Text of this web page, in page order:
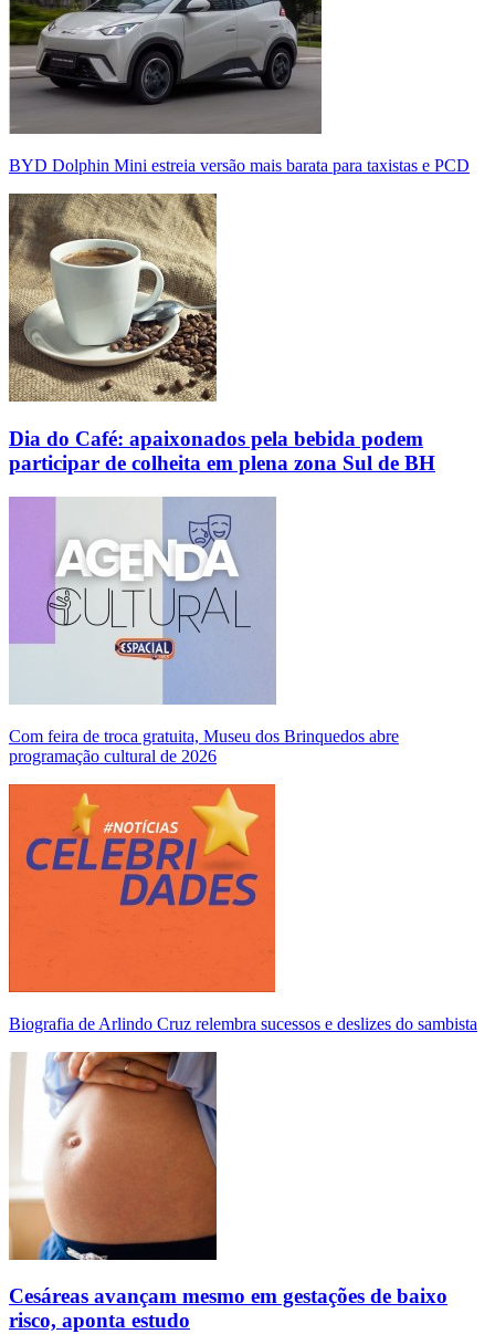
BYD Dolphin Mini estreia versão mais barata para taxistas e PCD
Dia do Café: apaixonados pela bebida podem
participar de colheita em plena zona Sul de BH
Com feira de troca gratuita, Museu dos Brinquedos abre
programação cultural de 2026
Biografia de Arlindo Cruz relembra sucessos e deslizes do sambista
Cesáreas avançam mesmo em gestações de baixo
risco, aponta estudo